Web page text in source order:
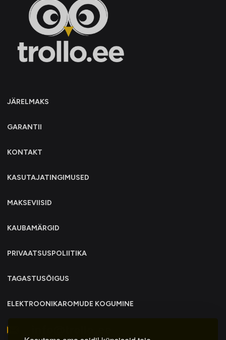
JÄRELMAKS
GARANTII
KONTAKT
KASUTAJATINGIMUSED
MAKSEVIISID
KAUBAMÄRGID
PRIVAATSUSPOLIITIKA
TAGASTUSÕIGUS
ELEKTROONIKAROMUDE KOGUMINE